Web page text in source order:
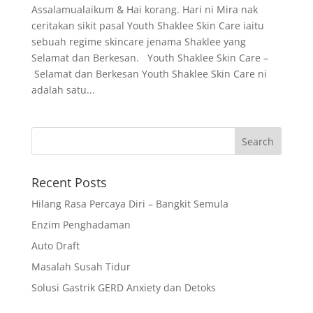
Assalamualaikum & Hai korang. Hari ni Mira nak
ceritakan sikit pasal Youth Shaklee Skin Care iaitu
sebuah regime skincare jenama Shaklee yang
Selamat dan Berkesan. Youth Shaklee Skin Care –
Selamat dan Berkesan Youth Shaklee Skin Care ni
adalah satu...
Recent Posts
Hilang Rasa Percaya Diri – Bangkit Semula
Enzim Penghadaman
Auto Draft
Masalah Susah Tidur
Solusi Gastrik GERD Anxiety dan Detoks